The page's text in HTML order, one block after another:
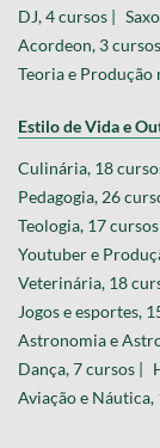
DJ, 4 cursos |
Acordeon, 3
Teoria e Produção
Estilo de Vida e
Culinária, 18
Pedagogia, 26
Teologia, 17
Youtuber e
Veterinária, 18
Jogos e esportes,
Astronomia e
Dança, 7 cursos |
Aviação e Náutica,